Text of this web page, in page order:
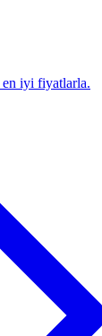
en iyi fiyatlarla.